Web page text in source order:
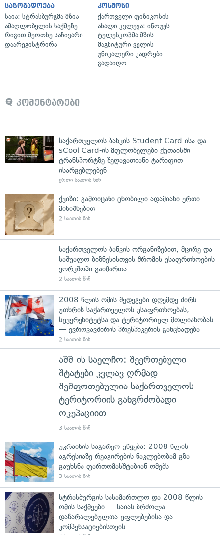
საზოგადოება
საია: სტრასბურგმა მზია
ამაღლობელის საქმეზე
რიგით მეოთხე საჩივარი
დაარეგისტრირა
კოსმოსი
ქართველი ფიზიკოსის
ახალი კვლევა: ინოუეს
ტელესკოპმა მზის
მაგნიტური ველის
უნიკალური კადრები
გადაიღო
კომენტარები
საქართველოს ბანკის Student Card-ისა და
sCool Card-ის მფლობელები ქუთაისში
ტრანსპორტზე შეღავათიანი ტარიფით
ისარგებლებენ
ერთი საათის წინ
ქვიზი: გამოიცანი ცნობილი ადამიანი ერთი
მინიშნებით
2 საათის წინ
საქართველოს ბანკის ორგანიზებით, მცირე და
საშუალო ბიზნესისთვის შრომის უსაფრთხოების
ვორკშოპი გაიმართა
2 საათის წინ
2008 წლის ომის შედეგები დღემდე ძირს
უთხრის საქართველოს უსაფრთხოებას,
სუვერენიტეტსა და ტერიტორიულ მთლიანობას
— ევროკავშირის პრესპიკერის განცხადება
2 საათის წინ
აშშ-ის საელჩო: შეერთებული
შტატები კვლავ ღრმად
შეშფოთებულია საქართველოს
ტერიტორიის განგრძობადი
ოკუპაციით
3 საათის წინ
უკრაინის საგარეო უწყება: 2008 წლის
აგრესიაზე რეაგირების ნაკლებობამ გზა
გაუხსნა ფართომასშტაბიან ომებს
3 საათის წინ
სტრასბურგის სასამართლო და 2008 წლის
ომის საქმეები — საიას ბრძოლა
დაზარალებულთა უფლებებისა და
კომპენსაციებისთვის